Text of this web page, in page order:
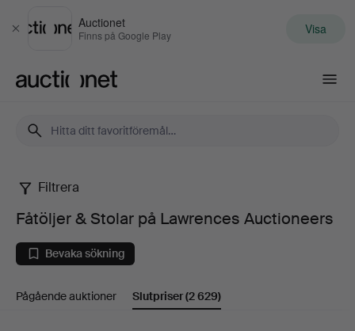
Stäng
Auctionet
Finns på Google Play Visa
Fåtöljer
Stolar
på
Filtrera
Fåtöljer & Stolar på Lawrences Auctioneers
Bevaka sökning
Pågående auktioner Slutpriser(2 629)